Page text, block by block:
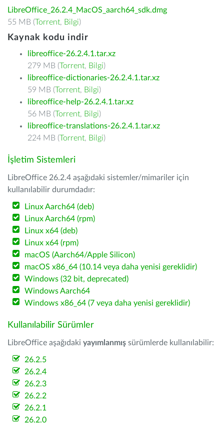
LibreOffice_26.2.4_MacOS_aarch64_sdk.dmg
55 MB (Torrent, Bilgi)
Kaynak kodu indir
libreoffice-26.2.4.1.tar.xz
279 MB (Torrent, Bilgi)
libreoffice-dictionaries-26.2.4.1.tar.xz
59 MB (Torrent, Bilgi)
libreoffice-help-26.2.4.1.tar.xz
56 MB (Torrent, Bilgi)
libreoffice-translations-26.2.4.1.tar.xz
224 MB (Torrent, Bilgi)
İşletim Sistemleri
LibreOffice 26.2.4 aşağıdaki sistemler/mimariler için
kullanılabilir durumdadır:
Linux Aarch64 (deb)
Linux Aarch64 (rpm)
Linux x64 (deb)
Linux x64 (rpm)
macOS (Aarch64/Apple Silicon)
macOS x86_64 (10.14 veya daha yenisi gereklidir)
Windows (32 bit, deprecated)
Windows Aarch64
Windows x86_64 (7 veya daha yenisi gereklidir)
Kullanılabilir Sürümler
LibreOffice aşağıdaki yayımlanmış sürümlerde kullanılabilir:
26.2.5
26.2.4
26.2.3
26.2.2
26.2.1
26.2.0